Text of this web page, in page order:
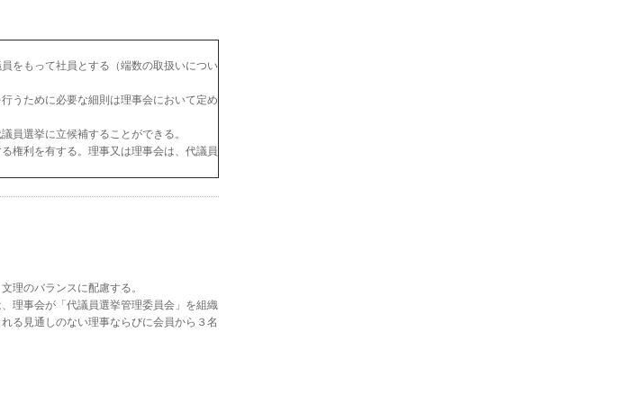
をもって社員とする（端数の取扱いについ
うために必要な細則は理事会において定め
員選挙に立候補することができる。
権利を有する。理事又は理事会は、代議員
理のバランスに配慮する。
理事会が「代議員選挙管理委員会」を組織
る見通しのない理事ならびに会員から３名